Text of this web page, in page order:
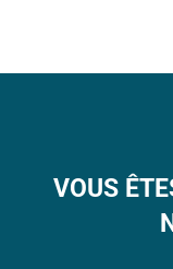
VOUS